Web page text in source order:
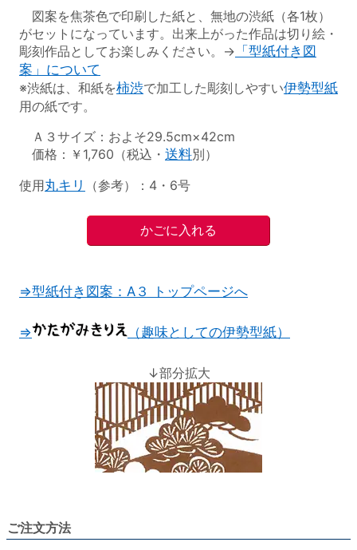
図案を焦茶色で印刷した紙と、無地の渋紙（各1枚）
がセットになっています。出来上がった作品は切り絵・
彫刻作品としてお楽しみください。→ 「型紙付き図
案」について
※渋紙は、和紙を柿渋で加工した彫刻しやすい伊勢型紙
用の紙です。
Ａ３サイズ：およそ29.5cm×42cm
価格：￥1,760（税込・ 送料別）
使用丸キリ （参考）：4・6号
⇒型紙付き図案：A３ トップページへ
⇒ （趣味としての伊勢型紙）
↓部分拡大
ご注文方法